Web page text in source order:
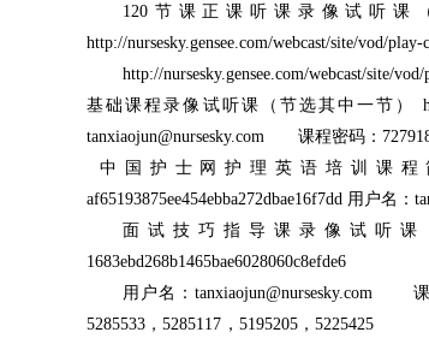
120节课正课听课录像试听
http://nursesky.gensee.com/webcast/site/vod/
http://nursesky.gensee.com/webcast/site/
基础课程录像试听课（节选其中一节） http://
tanxiaojun@nursesky.com 课程密码：
中国护士网护理英语培训课程简介
af65193875ee454ebba272dbae16f7dd 用户名
面试技巧指导课录像试听课（节
1683ebd268b1465bae6028060c8efde6
用户名：
5285533，5285117，5195205，5225425